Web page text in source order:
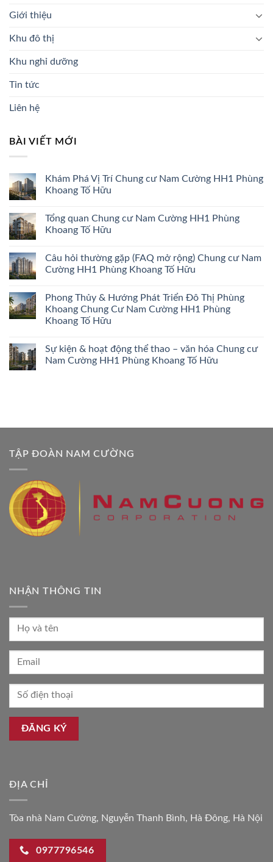
Giới thiệu
Khu đô thị
Khu nghỉ dưỡng
Tin tức
Liên hệ
BÀI VIẾT MỚI
Khám Phá Vị Trí Chung cư Nam Cường HH1 Phùng
Khoang Tố Hữu
Tổng quan Chung cư Nam Cường HH1 Phùng
Khoang Tố Hữu
Câu hỏi thường gặp (FAQ mở rộng) Chung cư Nam
Cường HH1 Phùng Khoang Tố Hữu
Phong Thủy & Hướng Phát Triển Đô Thị Phùng
Khoang Chung Cư Nam Cường HH1 Phùng
Khoang Tố Hữu
Sự kiện & hoạt động thể thao – văn hóa Chung cư
Nam Cường HH1 Phùng Khoang Tố Hữu
TẬP ĐOÀN NAM CƯỜNG
NHẬN THÔNG TIN
ĐỊA CHỈ
Tòa nhà Nam Cường, Nguyễn Thanh Bình, Hà Đông, Hà Nội
0977796546